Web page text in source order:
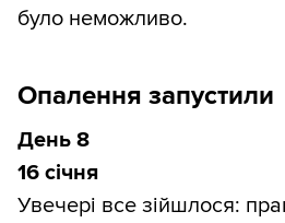
було неможливо.
Опалення запустили
День 8
16 січня
Увечері все зійшлося: